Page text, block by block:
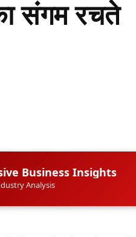
संगम रचते
Business Insights
Analysis